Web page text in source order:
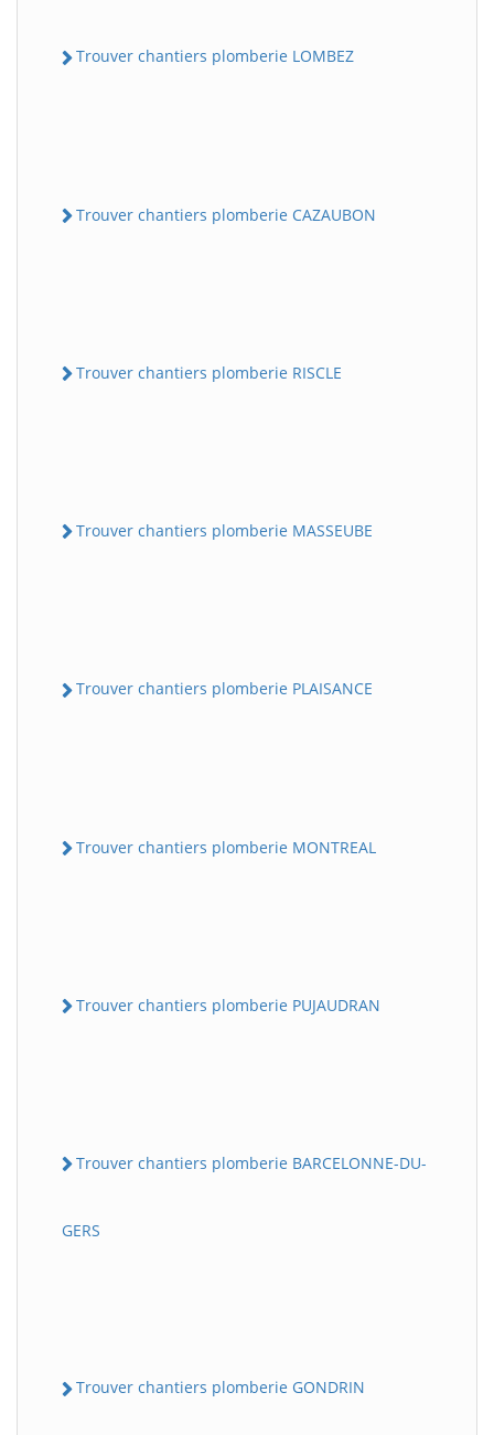
Trouver chantiers plomberie LOMBEZ
Trouver chantiers plomberie CAZAUBON
Trouver chantiers plomberie RISCLE
Trouver chantiers plomberie MASSEUBE
Trouver chantiers plomberie PLAISANCE
Trouver chantiers plomberie MONTREAL
Trouver chantiers plomberie PUJAUDRAN
Trouver chantiers plomberie BARCELONNE-DU-
GERS
Trouver chantiers plomberie GONDRIN